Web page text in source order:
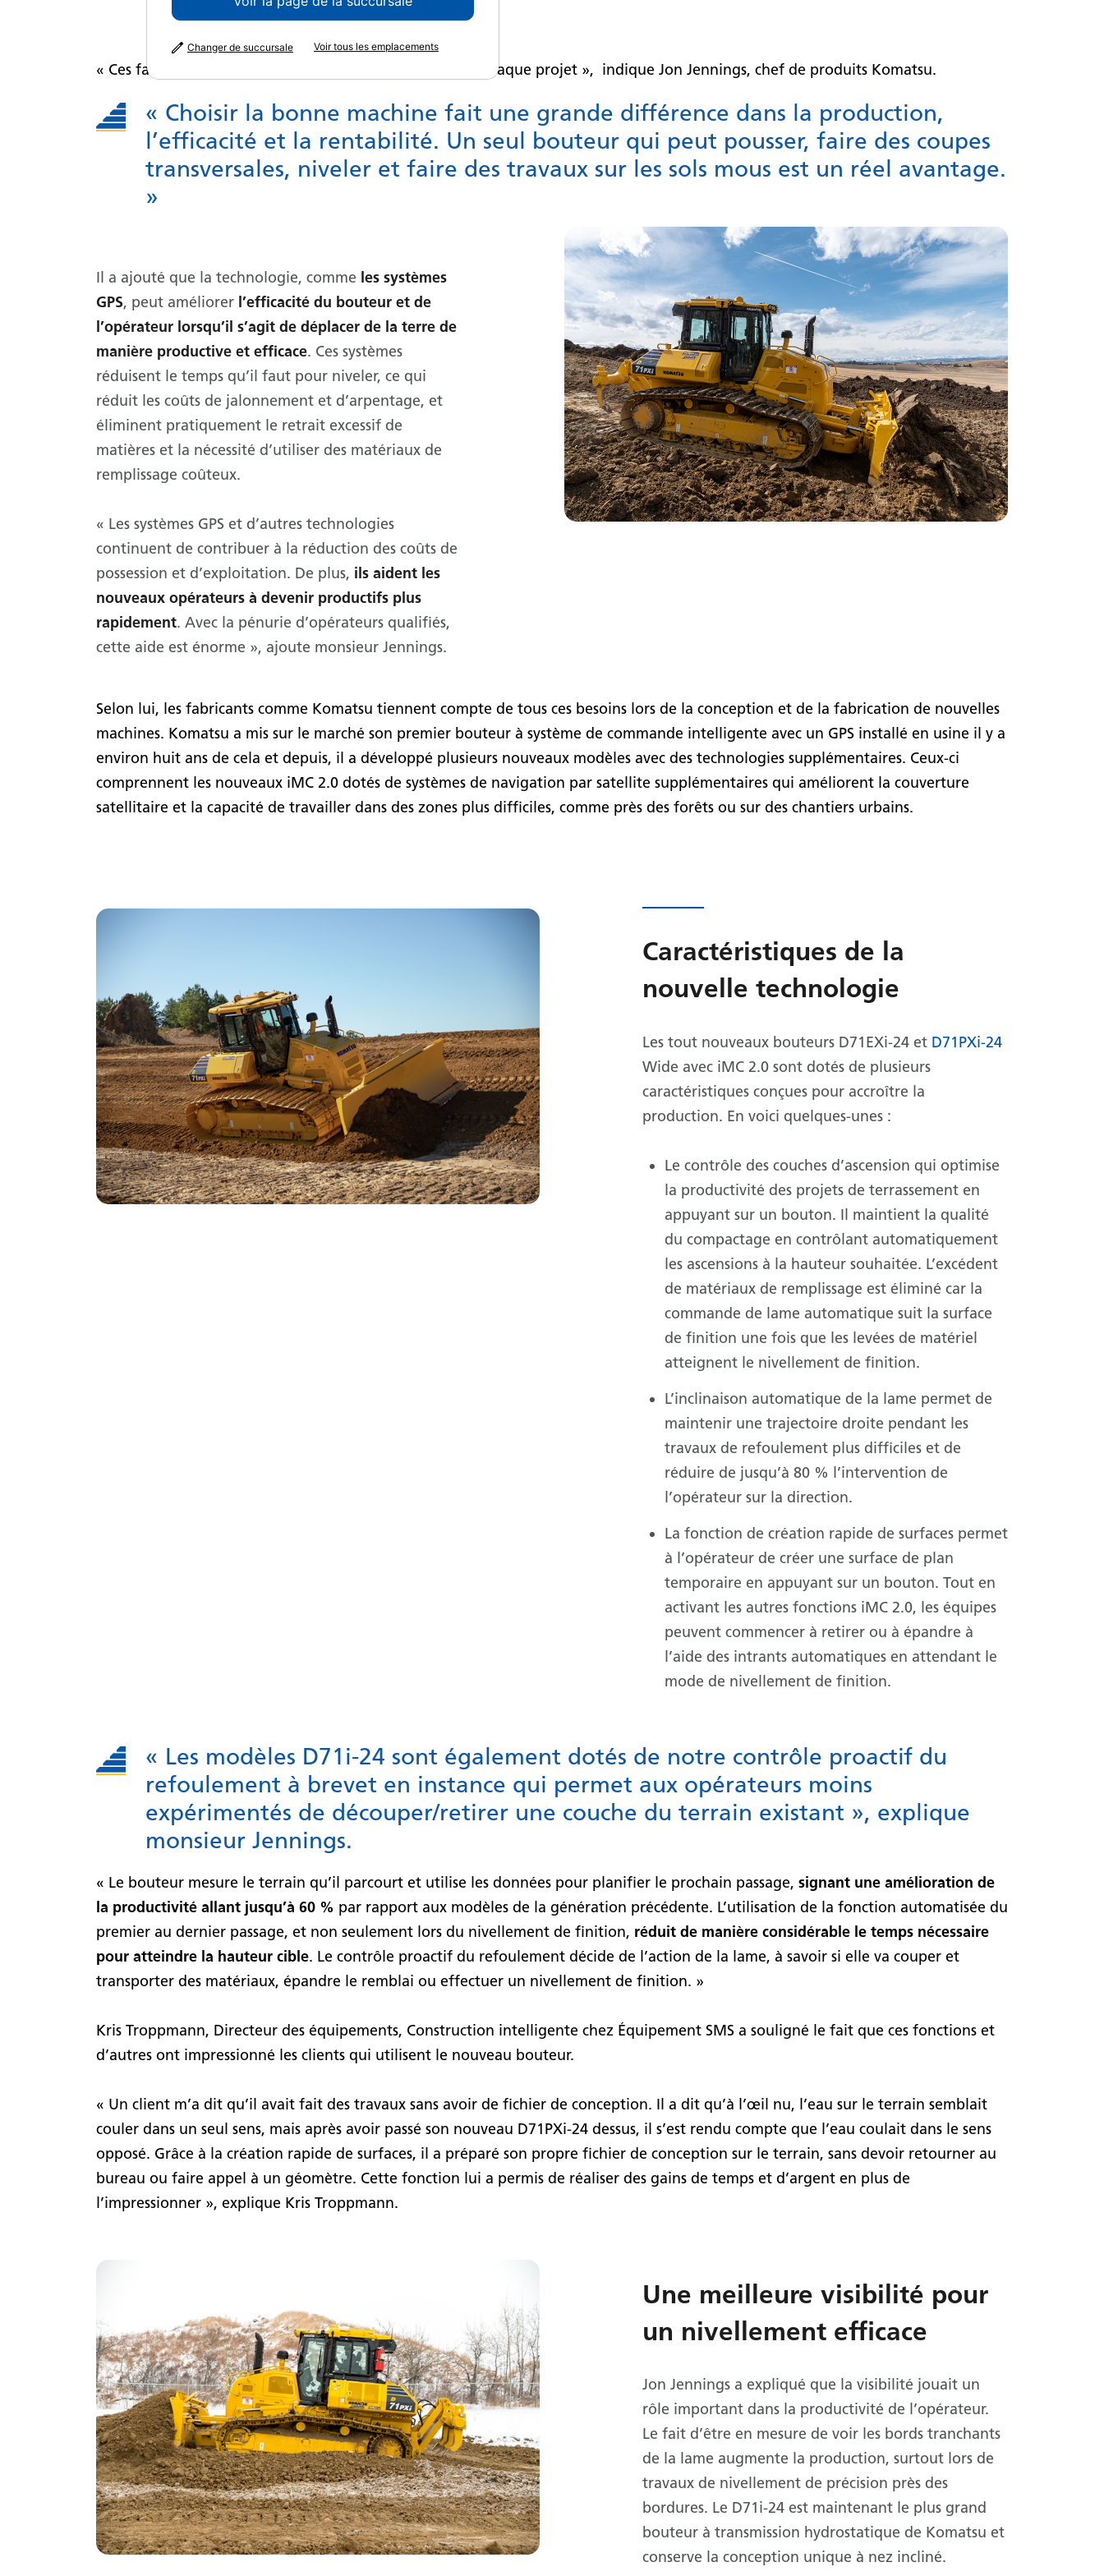
« Ces facteurs doivent être pris en considération lors de chaque projet », indique Jon Jennings, chef de produits Komatsu.
« Choisir la bonne machine fait une grande différence dans la production,
l’efficacité et la rentabilité. Un seul bouteur qui peut pousser, faire des coupes
transversales, niveler et faire des travaux sur les sols mous est un réel avantage.
»
Il a ajouté que la technologie, comme les systèmes
GPS, peut améliorer l’efficacité du bouteur et de
l’opérateur lorsqu’il s’agit de déplacer de la terre de
manière productive et efficace. Ces systèmes
réduisent le temps qu’il faut pour niveler, ce qui
réduit les coûts de jalonnement et d’arpentage, et
éliminent pratiquement le retrait excessif de
matières et la nécessité d’utiliser des matériaux de
remplissage coûteux.
« Les systèmes GPS et d’autres technologies
continuent de contribuer à la réduction des coûts de
possession et d’exploitation. De plus, ils aident les
nouveaux opérateurs à devenir productifs plus
rapidement. Avec la pénurie d’opérateurs qualifiés,
cette aide est énorme », ajoute monsieur Jennings.
Selon lui, les fabricants comme Komatsu tiennent compte de tous ces besoins lors de la conception et de la fabrication de nouvelles
machines. Komatsu a mis sur le marché son premier bouteur à système de commande intelligente avec un GPS installé en usine il y a
environ huit ans de cela et depuis, il a développé plusieurs nouveaux modèles avec des technologies supplémentaires. Ceux-ci
comprennent les nouveaux iMC 2.0 dotés de systèmes de navigation par satellite supplémentaires qui améliorent la couverture
satellitaire et la capacité de travailler dans des zones plus difficiles, comme près des forêts ou sur des chantiers urbains.
Caractéristiques de la
nouvelle technologie
Les tout nouveaux bouteurs D71EXi-24 et D71PXi-24
Wide avec iMC 2.0 sont dotés de plusieurs
caractéristiques conçues pour accroître la
production. En voici quelques-unes :
Le contrôle des couches d’ascension qui optimise
la productivité des projets de terrassement en
appuyant sur un bouton. Il maintient la qualité
du compactage en contrôlant automatiquement
les ascensions à la hauteur souhaitée. L’excédent
de matériaux de remplissage est éliminé car la
commande de lame automatique suit la surface
de finition une fois que les levées de matériel
atteignent le nivellement de finition.
L’inclinaison automatique de la lame permet de
maintenir une trajectoire droite pendant les
travaux de refoulement plus difficiles et de
réduire de jusqu’à 80 % l’intervention de
l’opérateur sur la direction.
La fonction de création rapide de surfaces permet
à l’opérateur de créer une surface de plan
temporaire en appuyant sur un bouton. Tout en
activant les autres fonctions iMC 2.0, les équipes
peuvent commencer à retirer ou à épandre à
l’aide des intrants automatiques en attendant le
mode de nivellement de finition.
« Les modèles D71i-24 sont également dotés de notre contrôle proactif du
refoulement à brevet en instance qui permet aux opérateurs moins
expérimentés de découper/retirer une couche du terrain existant », explique
monsieur Jennings.
« Le bouteur mesure le terrain qu’il parcourt et utilise les données pour planifier le prochain passage, signant une amélioration de
la productivité allant jusqu’à 60 % par rapport aux modèles de la génération précédente. L’utilisation de la fonction automatisée du
premier au dernier passage, et non seulement lors du nivellement de finition, réduit de manière considérable le temps nécessaire
pour atteindre la hauteur cible. Le contrôle proactif du refoulement décide de l’action de la lame, à savoir si elle va couper et
transporter des matériaux, épandre le remblai ou effectuer un nivellement de finition. »
Kris Troppmann, Directeur des équipements, Construction intelligente chez Équipement SMS a souligné le fait que ces fonctions et
d’autres ont impressionné les clients qui utilisent le nouveau bouteur.
« Un client m’a dit qu’il avait fait des travaux sans avoir de fichier de conception. Il a dit qu’à l’œil nu, l’eau sur le terrain semblait
couler dans un seul sens, mais après avoir passé son nouveau D71PXi-24 dessus, il s’est rendu compte que l’eau coulait dans le sens
opposé. Grâce à la création rapide de surfaces, il a préparé son propre fichier de conception sur le terrain, sans devoir retourner au
bureau ou faire appel à un géomètre. Cette fonction lui a permis de réaliser des gains de temps et d’argent en plus de
l’impressionner », explique Kris Troppmann.
Une meilleure visibilité pour
un nivellement efficace
Jon Jennings a expliqué que la visibilité jouait un
rôle important dans la productivité de l’opérateur.
Le fait d’être en mesure de voir les bords tranchants
de la lame augmente la production, surtout lors de
travaux de nivellement de précision près des
bordures. Le D71i-24 est maintenant le plus grand
bouteur à transmission hydrostatique de Komatsu et
conserve la conception unique à nez incliné.
Changer de succursale Voir tous les emplacements